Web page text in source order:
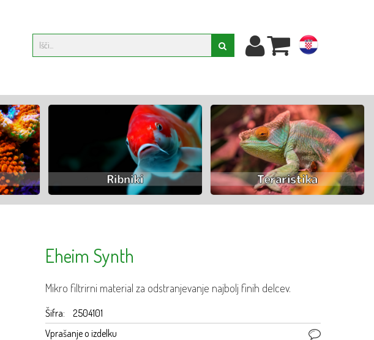
Eheim Synth
Mikro filtrirni material za odstranjevanje najbolj finih delcev.
Šifra:
2504101
Vprašanje o izdelku